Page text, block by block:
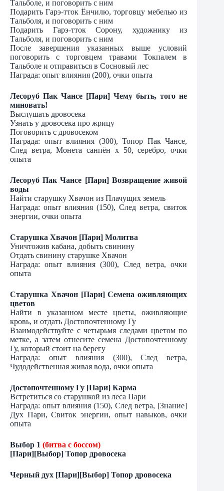
Тальболе, и поговорить с ним
Подарить Гарэ-тток Ёнчилю, торговцу мебелью из
Тальболя, и поговорить с ним
Подарить Гарэ-тток Сорону, художнику из
Тальболя, и поговорить с ним
После завершения указанных выше условий
поговорить с торговцем травами Токпалем в
Тальболе и отправиться в Сосновый лес
Награда: опыт влияния (200), очки опыта
Лесоруб Пак Чансе [Пари] Чему быть, того не
миновать!
Выслушать дровосека
Узнать у дровосека про жрицу
Поговорить с дровосеком
Награда: опыт влияния (300), Топор Пак Чансе,
След ветра, Монета санпён х 50, серебро, очки
опыта
Лесоруб Пак Чансе [Пари] Возвращение живой
воды
Найти старушку Хвачон из Плачущих земель
Награда: опыт влияния (150), След ветра, свиток
энергии, очки опыта
Старушка Хвачон [Пари] Молитва
Уничтожив кабана, добыть свинину
Отдать свинину старушке Хвачон
Награда: опыт влияния (300), След ветра, очки
опыта
Старушка Хвачон [Пари] Семена оживляющих
цветов
Найти в указанном месте цветы, оживляющие
кровь, и отдать Достопочтенному Гу
Взаимодействуйте с четырьмя следами цветом по
метке, а затем отнесите семена Достопочтенному
Гу, который стоит на берегу
Награда: опыт влияния (300), След ветра,
Чудодейственная живая вода, очки опыта
Достопочтенному Гу [Пари] Карма
Встретиться со старушкой из леса Пари
Награда: опыт влияния (150), След ветра, [Знание]
Дух Пари, Свиток энергии, опыт навыков, очки
опыта
Выбор 1 (битва с боссом)
[Пари][Выбор] Топор дровосека
Черный дух [Пари][Выбор] Топор дровосека